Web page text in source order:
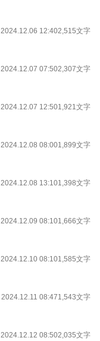
2024.12.06 12:402,515文字
2024.12.07 07:502,307文字
2024.12.07 12:501,921文字
2024.12.08 08:001,899文字
2024.12.08 13:101,398文字
2024.12.09 08:101,666文字
2024.12.10 08:101,585文字
2024.12.11 08:471,543文字
2024.12.12 08:502,035文字